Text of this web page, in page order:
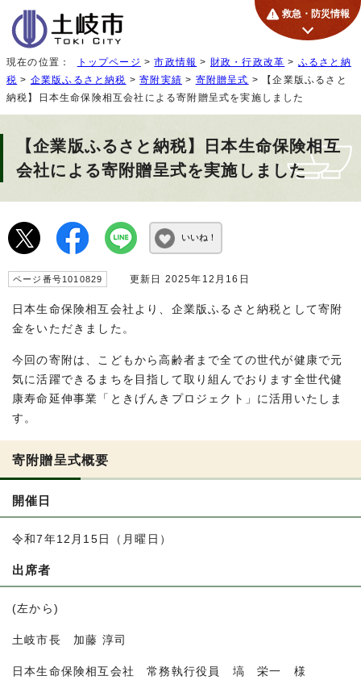
救急・防災情報
現在の位置： トップページ >市政情報 > 財政・行政改革 > ふるさと納
税 > 企業版ふるさと納税 >寄附実績 > 寄附贈呈式 > 【企業版ふるさと
納税】日本生命保険相互会社による寄附贈呈式を実施しました
【企業版ふるさと納税】日本生命保険相互
会社による寄附贈呈式を実施しました
いいね！
ページ番号1010829 更新日 2025年12月16日
日本生命保険相互会社より、企業版ふるさと納税として寄附
金をいただきました。
今回の寄附は、こどもから高齢者まで全ての世代が健康で元
気に活躍できるまちを目指して取り組んでおります全世代健
康寿命延伸事業「ときげんきプロジェクト」に活用いたしま
す。
寄附贈呈式概要
開催日
令和7年12月15日（月曜日）
出席者
(左から)
土岐市長 加藤 淳司
日本生命保険相互会社 常務執行役員 塙 栄一 様